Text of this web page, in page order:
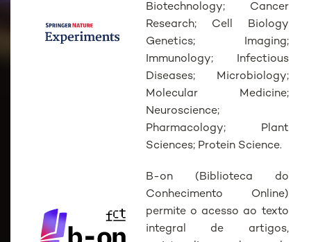
Biotechnology; Cancer
Research; Cell Biology
Genetics; Imaging;
Immunology; Infectious
Diseases; Microbiology;
Molecular Medicine;
Neuroscience;
Pharmacology; Plant
Sciences; Protein Science.
B-on (Biblioteca do
Conhecimento Online)
permite o acesso ao texto
integral de artigos,